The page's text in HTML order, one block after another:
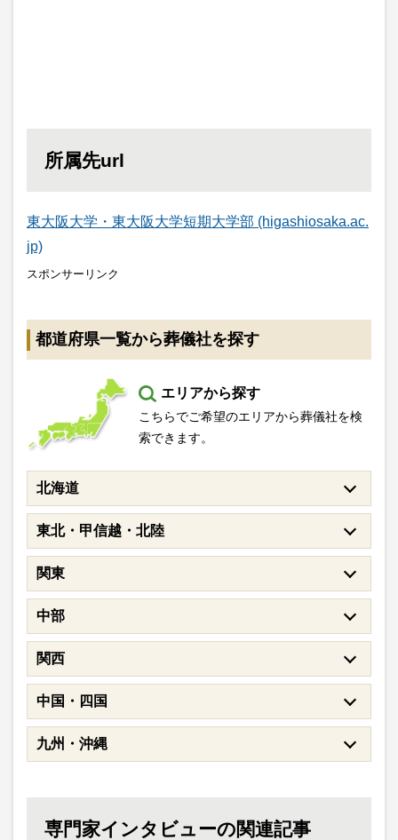
所属先url
東大阪大学・東大阪大学短期大学部 (higashiosaka.ac.
jp)
スポンサーリンク
都道府県一覧から葬儀社を探す
エリアから探す
こちらでご希望のエリアから葬儀社を検
索できます。
北海道
東北・甲信越・北陸
関東
中部
関西
中国・四国
九州・沖縄
専門家インタビューの関連記事